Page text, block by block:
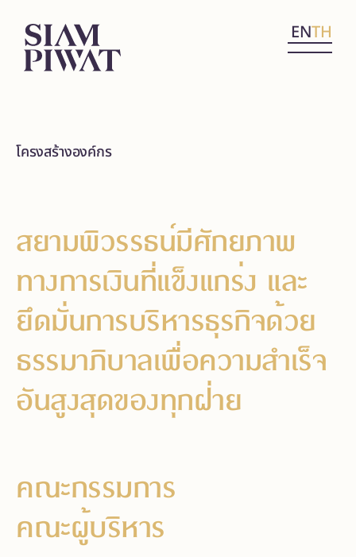
ENTH
โครงสร้างองค์กร
สยามพิวรรธน์มีศักยภาพ
ทางการเงินที่แข็งแกร่ง และ
ยึดมั่นการบริหารธุรกิจด้วย
ธรรมาภิบาลเพื่อความสำเร็จ
อันสูงสุดของทุกฝ่าย
คณะกรรมการ
คณะผู้บริหาร